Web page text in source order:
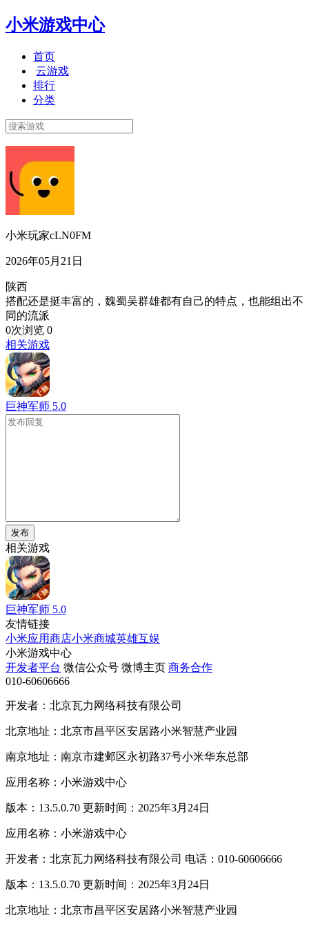
小米游戏中心
首页
云游戏
排行
分类
小米玩家cLN0FM
2026年05月21日
陕西
搭配还是挺丰富的，魏蜀吴群雄都有自己的特点，也能组出不
同的流派
0次浏览 0
相关游戏
巨神军师 5.0
发布
相关游戏
巨神军师 5.0
友情链接
小米应用商店小米商城英雄互娱
小米游戏中心
开发者平台 微信公众号 微博主页 商务合作
010-60606666
开发者：北京瓦力网络科技有限公司
北京地址：北京市昌平区安居路小米智慧产业园
南京地址：南京市建邺区永初路37号小米华东总部
应用名称：小米游戏中心
版本：13.5.0.70 更新时间：2025年3月24日
应用名称：小米游戏中心
开发者：北京瓦力网络科技有限公司 电话：010-60606666
版本：13.5.0.70 更新时间：2025年3月24日
北京地址：北京市昌平区安居路小米智慧产业园